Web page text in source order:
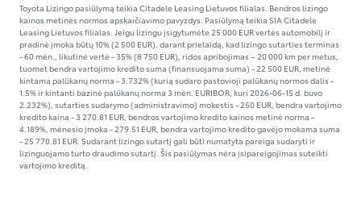
Toyota Lizingo pasiūlymą teikia Citadele Leasing Lietuvos filialas. Bendros lizingo
kainos metinės normos apskaičiavimo pavyzdys. Pasiūlymą teikia SIA Citadele
Leasing Lietuvos filialas. Jeigu lizingu įsigytumėte 25 000 EUR vertės automobilį ir
pradinė įmoka būtų 10% (2 500 EUR), darant prielaidą, kad lizingo sutarties terminas
- 60 mėn., likutinė vertė - 35% (8 750 EUR), ridos apribojimas – 20 000 km per metus,
tuomet bendra vartojimo kredito suma (finansuojama suma) - 22 500 EUR, metinė
kintama palūkanų norma - 3.732% (kurią sudaro pastovioji palūkanų normos dalis -
1.5% ir kintanti bazinė palūkanų norma 3 mėn. EURIBOR, kuri 2026-06-15 d. buvo
2.232%), sutarties sudarymo (administravimo) mokestis - 250 EUR, bendra vartojimo
kredito kaina - 3 270.81 EUR, bendros vartojimo kredito kainos metinė norma -
4.189%, mėnesio įmoka - 279.51 EUR, bendra vartojimo kredito gavėjo mokama suma
- 25 770.81 EUR. Sudarant lizingo sutartį gali būti numatyta pareiga sudaryti ir
lizinguojamo turto draudimo sutartį. Šis pasiūlymas nėra įsipareigojimas suteikti
vartojimo kreditą.